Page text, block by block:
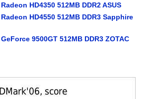
HD4350 512MB DDR2 ASUS
HD4550 512MB DDR3 Sapphire
9500GT 512MB DDR3 ZOTAC